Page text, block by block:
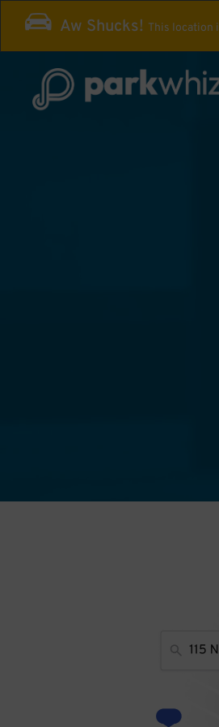
Aw Shucks! This location